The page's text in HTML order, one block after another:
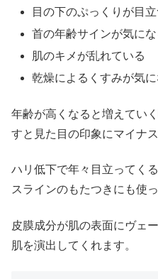
目の下のぷっくりが目
首の年齢サインが気にな
肌のキメが乱れている
乾燥によるくすみが気に
年齢が高くなると増えてい
すと見た目の印象にマイナス
ハリ低下で年々目立ってく
スラインのもたつきにも使
皮膜成分が肌の表面にヴェ
肌を演出してくれます。